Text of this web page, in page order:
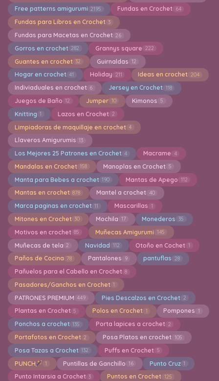
Free patterns amigurumi 2195 Fundas en Crochet 64
Fundas para Libros en Crochet 3
Fundas para Macetas en Crochet 26
Gorros en crochet 282 Grannys square 222
Guantes en crochet 32 Guirnaldas 12
Hogar en crochet 41 Holiday 211 Ideas en crochet 204
Indiviaduales en crochet 6 Jersey en Crochet 118
Juegos de Baño 12 Jumper 10 Kimonos 5
Knitting 1 Lazos en Crochet 2
Limpiadoras de maquillaje en crochet 4
Llaveros Amigurumis 13
Los Mejores 25 Patrones en Crochet 4 Macrame 4
Mandalas en Crochet 158 Manoplas en Crochet 5
Manta para Bebes a crochet 190 Mantas de Apego 112
Mantas en crochet 878 Mantel a crochet 40
Marca paginas en crochet 11 Mascarillas 1
Mitones en Crochet 30 Mochila 17 Monederos 35
Motivos en crochet 85 Muñecas Amigurumi 145
Muñecas de tela 2 Navidad 112 Otoño en Cochet 1
Paños de Cocina 78 Pantalones 9 pantuflas 28
Pañuelos para el Cabello en Crochet 8
Pasadores/Ganchos en Crochet 1
PATRONES PREMIUM 449 Pies Descalzos en Crochet 2
Plantas en Crochet 5 Polos en Crochet 1 Pompones 1
Ponchos a crochet 135 Porta lapices a crochet 2
Portafotos en Crochet 2 Posa Platos en crochet 105
Posa Tazas a Crochet 132 Puffs en Crochet 5
PUNCH 1 Puntillas de Ganchillo 16 Punto Cruz 1
Punto Intarsia a Crochet 3 Puntos en Crochet 125